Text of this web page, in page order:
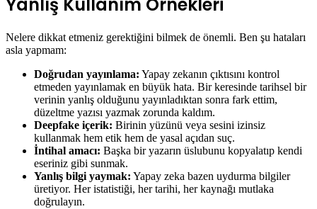
Yanlış Kullanım Örnekleri
Nelere dikkat etmeniz gerektiğini bilmek de önemli. Ben şu hataları
asla yapmam:
Doğrudan yayınlama: Yapay zekanın çıktısını kontrol
etmeden yayınlamak en büyük hata. Bir keresinde tarihsel bir
verinin yanlış olduğunu yayınladıktan sonra fark ettim,
düzeltme yazısı yazmak zorunda kaldım.
Deepfake içerik: Birinin yüzünü veya sesini izinsiz
kullanmak hem etik hem de yasal açıdan suç.
İntihal amacı: Başka bir yazarın üslubunu kopyalatıp kendi
eseriniz gibi sunmak.
Yanlış bilgi yaymak: Yapay zeka bazen uydurma bilgiler
üretiyor. Her istatistiği, her tarihi, her kaynağı mutlaka
doğrulayın.